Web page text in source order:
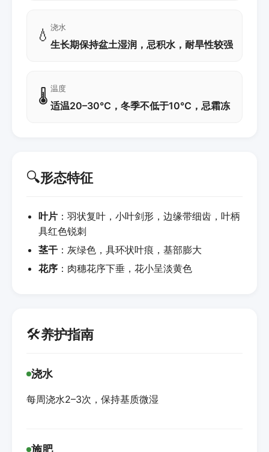
💧 浇水
生长期保持盆土湿润，忌积水，耐旱性较强
🌡️ 温度
适温20–30℃，冬季不低于10℃，忌霜冻
🔍形态特征
叶片 ：羽状复叶，小叶剑形，边缘带细齿，叶柄
具红色锐刺
茎干 ：灰绿色，具环状叶痕，基部膨大
花序 ：肉穗花序下垂，花小呈淡黄色
🛠️养护指南
浇水
每周浇水2–3次，保持基质微湿
施肥